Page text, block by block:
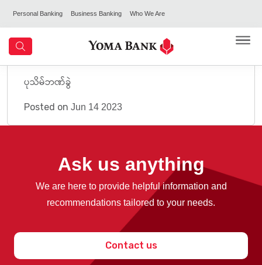
Personal Banking Business Banking Who We Are
ပုသိမ်ဘဏ်ခွဲ
Posted on Jun 14 2023
Ask us anything
We are here to provide helpful information and
recommendations tailored to your needs.
Contact us